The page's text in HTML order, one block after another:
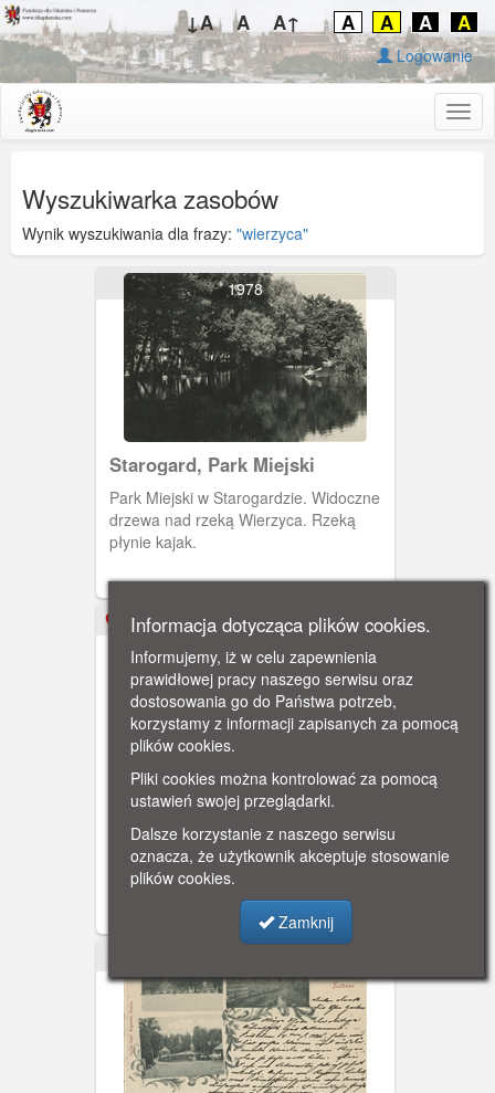
↓A A A↑ A A A A
Logowanie
Wyszukiwarka zasobów
Wynik wyszukiwania dla frazy: "wierzyca"
1978
Starogard, Park Miejski
Park Miejski w Starogardzie. Widoczne
drzewa nad rzeką Wierzyca. Rzeką
płynie kajak.
1939-09
Gniew; Kampania wrześniowa -
Czarno-biała fotografia przedstawiająca
niemiecki czołg PzKpfw IV Ausf. B
przejeżdżający po moście pontonowym
przez Wisłę w Gniewie we wrześniu
1939 roku. W tle widoczna jest
charakterystyczna sylwetka zamku
Wierzyca do Wisły. Zakaz kopiowania,
zasób dostępny w zbiorach Muzeum II
Wojny Światowej w Gdańsku,
sygnatura: MIIWS/F/403
Informacja dotycząca plików cookies.
Informujemy, iż w celu zapewnienia
prawidłowej pracy naszego serwisu oraz
dostosowania go do Państwa potrzeb,
korzystamy z informacji zapisanych za pomocą
plików cookies.
Pliki cookies można kontrolować za pomocą
ustawień swojej przeglądarki.
Dalsze korzystanie z naszego serwisu
oznacza, że użytkownik akceptuje stosowanie
plików cookies.
Zamknij